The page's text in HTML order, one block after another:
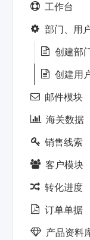
工作台
部门、用
创建部
创建用
邮件模块
海关数据
销售线索
客户模块
转化进度
订单单据
产品资料